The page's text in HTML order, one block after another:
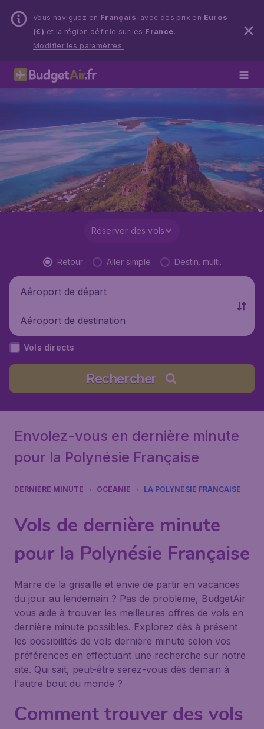
Vous naviguez en Français, avec des prix en Euros
(€) et la région définie sur les France.
Modifier les paramètres.
Réserver des vols
Retour Aller simple Destin. multi.
Aéroport de départ
Aéroport de destination
Vols directs
Rechercher
Envolez-vous en dernière minute
pour la Polynésie Française
DERNIÈRE MINUTE OCÉANIE LA POLYNÉSIE FRANÇAISE
Vols de dernière minute
pour la Polynésie Française
Marre de la grisaille et envie de partir en vacances
du jour au lendemain ? Pas de problème, BudgetAir
vous aide à trouver les meilleures offres de vols en
dernière minute possibles. Explorez dès à présent
les possibilités de vols dernière minute selon vos
préférences en effectuant une recherche sur notre
site. Qui sait, peut-être serez-vous dès demain à
l'autre bout du monde ?
Comment trouver des vols